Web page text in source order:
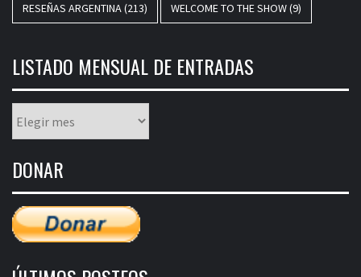
RESEÑAS ARGENTINA(213) WELCOME TO THE SHOW(9)
LISTADO MENSUAL DE ENTRADAS
mensual
entradas
DONAR